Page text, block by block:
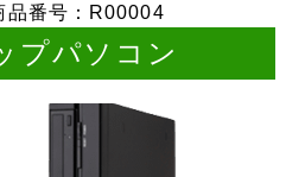
品番号：R00004
プパソコン